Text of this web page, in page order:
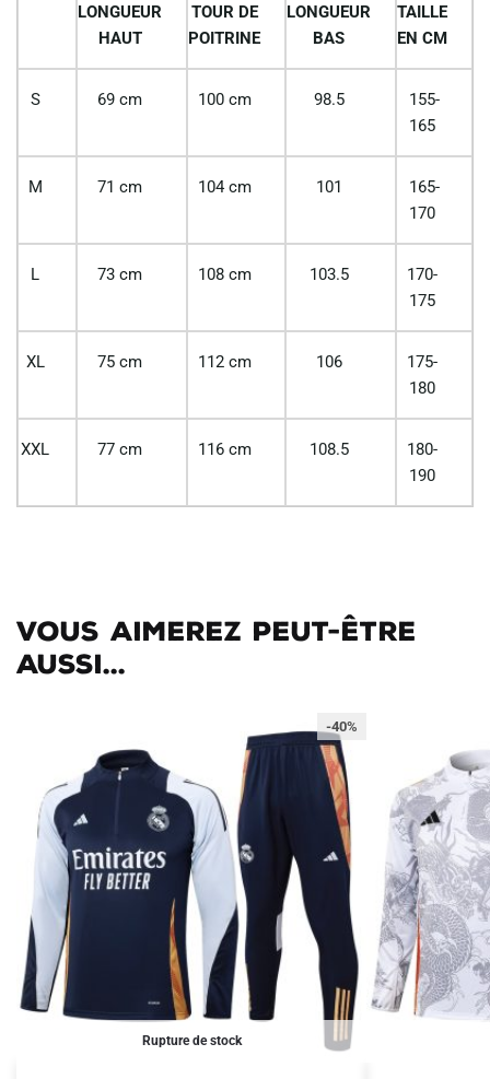
LONGUEUR
HAUT
TOUR DE
POITRINE
LONGUEUR
BAS
TAILLE
EN CM
S 69 cm 100 cm 98.5
155-
165
M 71 cm 104 cm 101
165-
170
L 73 cm 108 cm 103.5
170-
175
XL 75 cm 112 cm 106
175-
180
XXL 77 cm 116 cm 108.5
180-
190
Vous aimerez peut-être
aussi...
Rupture de stock
-40%